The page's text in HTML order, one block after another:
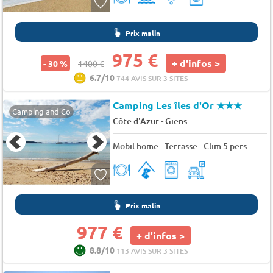
Prix malin
- 30 % 1400 € 975 € + d'infos >
6.7/10744 AVIS SUR 3 SITES
Camping and Co Camping Les îles d'Or★★★
Côte d'Azur-Giens
Mobil home - Terrasse - Clim 5 pers.
Prix malin
977 € + d'infos >
8.8/10 113 AVIS SUR 3 SITES